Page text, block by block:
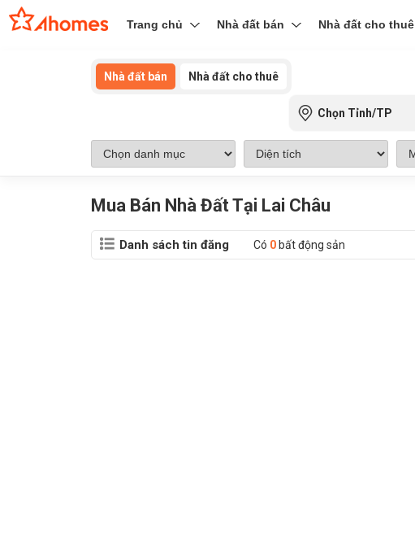
Trang chủ Nhà đất bán Nhà đất cho thuê
Nhà đất bán Nhà đất cho thuê
Chọn Tỉnh/TP
Mua Bán Nhà Đất Tại Lai Châu
Danh sách tin đăng Có 0 bất động sản